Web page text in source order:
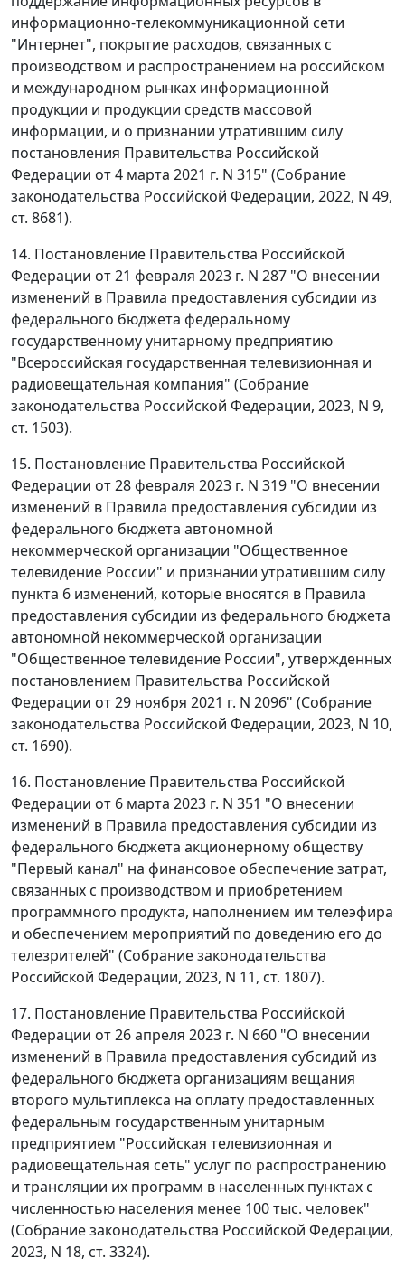
информационно-телекоммуникационной сети
"Интернет", покрытие расходов, связанных с
производством и распространением на российском
и международном рынках информационной
продукции и продукции средств массовой
информации, и о признании утратившим силу
постановления Правительства Российской
Федерации от 4 марта 2021 г. N 315" (Собрание
законодательства Российской Федерации, 2022, N 49,
ст. 8681).
14. Постановление Правительства Российской
Федерации от 21 февраля 2023 г. N 287 "О внесении
изменений в Правила предоставления субсидии из
федерального бюджета федеральному
государственному унитарному предприятию
"Всероссийская государственная телевизионная и
радиовещательная компания" (Собрание
законодательства Российской Федерации, 2023, N 9,
ст. 1503).
15. Постановление Правительства Российской
Федерации от 28 февраля 2023 г. N 319 "О внесении
изменений в Правила предоставления субсидии из
федерального бюджета автономной
некоммерческой организации "Общественное
телевидение России" и признании утратившим силу
пункта 6 изменений, которые вносятся в Правила
предоставления субсидии из федерального бюджета
автономной некоммерческой организации
"Общественное телевидение России", утвержденных
постановлением Правительства Российской
Федерации от 29 ноября 2021 г. N 2096" (Собрание
законодательства Российской Федерации, 2023, N 10,
ст. 1690).
16. Постановление Правительства Российской
Федерации от 6 марта 2023 г. N 351 "О внесении
изменений в Правила предоставления субсидии из
федерального бюджета акционерному обществу
"Первый канал" на финансовое обеспечение затрат,
связанных с производством и приобретением
программного продукта, наполнением им телеэфира
и обеспечением мероприятий по доведению его до
телезрителей" (Собрание законодательства
Российской Федерации, 2023, N 11, ст. 1807).
17. Постановление Правительства Российской
Федерации от 26 апреля 2023 г. N 660 "О внесении
изменений в Правила предоставления субсидий из
федерального бюджета организациям вещания
второго мультиплекса на оплату предоставленных
федеральным государственным унитарным
предприятием "Российская телевизионная и
радиовещательная сеть" услуг по распространению
и трансляции их программ в населенных пунктах с
численностью населения менее 100 тыс. человек"
(Собрание законодательства Российской Федерации,
2023, N 18, ст. 3324).